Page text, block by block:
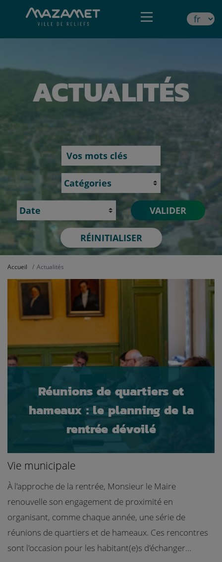
ACTUALITÉS
RÉINITIALISER
Accueil Actualités
Réunions de quartiers et
hameaux : le planning de la
rentrée dévoilé
Vie municipale
À l'approche de la rentrée, Monsieur le Maire
renouvelle son engagement de proximité en
organisant, comme chaque année, une série de
réunions de quartiers et de hameaux. Ces rencontres
sont l'occasion pour les habitant(e)s d'échanger...